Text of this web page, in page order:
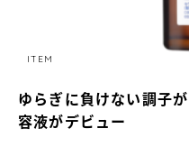
ITEM
ゆらぎに負けない調子
容液がデビュー